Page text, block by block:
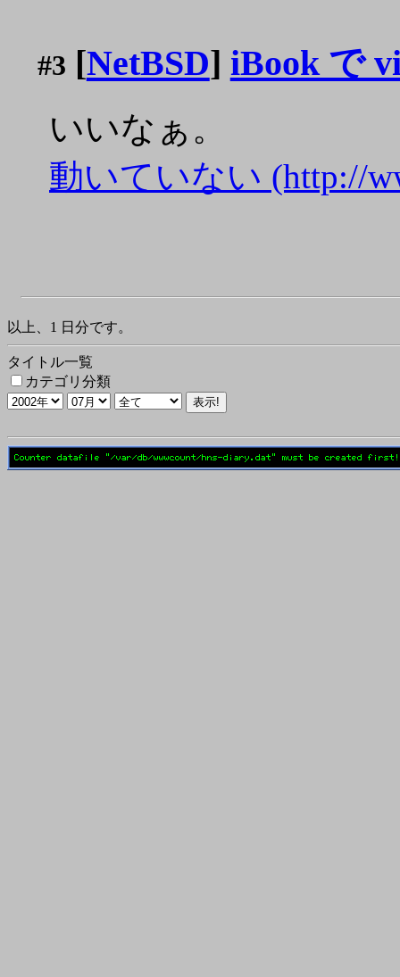
#3 [NetBSD] iBook で
いいなぁ。
動いていない (http://
以上、1 日分です。
タイトル一覧
カテゴリ分類